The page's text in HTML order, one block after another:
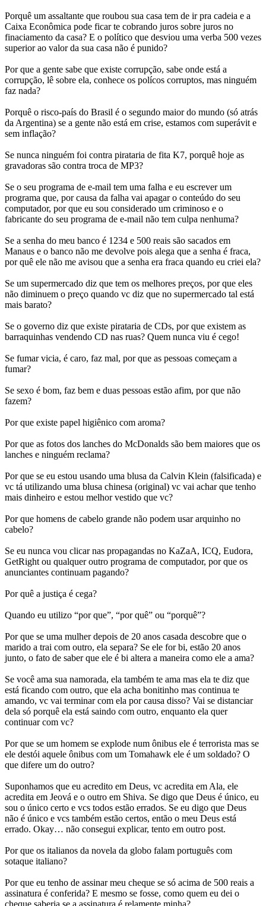
Porquê um assaltante que roubou sua casa tem de ir pra cadeia e a
Caixa Econômica pode ficar te cobrando juros sobre juros no
finaciamento da casa? E o político que desviou uma verba 500 vezes
superior ao valor da sua casa não é punido?
Por que a gente sabe que existe corrupção, sabe onde está a
corrupção, lê sobre ela, conhece os polícos corruptos, mas ninguém
faz nada?
Porquê o risco-país do Brasil é o segundo maior do mundo (só atrás
da Argentina) se a gente não está em crise, estamos com superávit e
sem inflação?
Se nunca ninguém foi contra pirataria de fita K7, porquê hoje as
gravadoras são contra troca de MP3?
Se o seu programa de e-mail tem uma falha e eu escrever um
programa que, por causa da falha vai apagar o conteúdo do seu
computador, por que eu sou considerado um criminoso e o
fabricante do seu programa de e-mail não tem culpa nenhuma?
Se a senha do meu banco é 1234 e 500 reais são sacados em
Manaus e o banco não me devolve pois alega que a senha é fraca,
por quê ele não me avisou que a senha era fraca quando eu criei ela?
Se um supermercado diz que tem os melhores preços, por que eles
não diminuem o preço quando vc diz que no supermercado tal está
mais barato?
Se o governo diz que existe pirataria de CDs, por que existem as
barraquinhas vendendo CD nas ruas? Quem nunca viu é cego!
Se fumar vicia, é caro, faz mal, por que as pessoas começam a
fumar?
Se sexo é bom, faz bem e duas pessoas estão afim, por que não
fazem?
Por que existe papel higiênico com aroma?
Por que as fotos dos lanches do McDonalds são bem maiores que os
lanches e ninguém reclama?
Por que se eu estou usando uma blusa da Calvin Klein (falsificada) e
vc tá utilizando uma blusa chinesa (original) vc vai achar que tenho
mais dinheiro e estou melhor vestido que vc?
Por que homens de cabelo grande não podem usar arquinho no
cabelo?
Se eu nunca vou clicar nas propagandas no KaZaA, ICQ, Eudora,
GetRight ou qualquer outro programa de computador, por que os
anunciantes continuam pagando?
Por quê a justiça é cega?
Quando eu utilizo “por que”, “por quê” ou “porquê”?
Por que se uma mulher depois de 20 anos casada descobre que o
marido a trai com outro, ela separa? Se ele for bi, estão 20 anos
junto, o fato de saber que ele é bi altera a maneira como ele a ama?
Se você ama sua namorada, ela também te ama mas ela te diz que
está ficando com outro, que ela acha bonitinho mas continua te
amando, vc vai terminar com ela por causa disso? Vai se distanciar
dela só porquê ela está saindo com outro, enquanto ela quer
continuar com vc?
Por que se um homem se explode num ônibus ele é terrorista mas se
ele destói aquele ônibus com um Tomahawk ele é um soldado? O
que difere um do outro?
Suponhamos que eu acredito em Deus, vc acredita em Ala, ele
acredita em Jeová e o outro em Shiva. Se digo que Deus é único, eu
sou o único certo e vcs todos estão errados. Se eu digo que Deus
não é único e vcs também estão certos, então o meu Deus está
errado. Okay… não consegui explicar, tento em outro post.
Por que os italianos da novela da globo falam português com
sotaque italiano?
Por que eu tenho de assinar meu cheque se só acima de 500 reais a
assinatura é conferida? E mesmo se fosse, como quem eu dei o
cheque saberia se a assinatura é relamente minha?